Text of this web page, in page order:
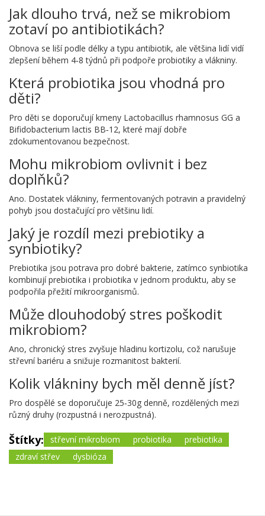
Jak dlouho trvá, než se mikrobiom
zotaví po antibiotikách?
Obnova se liší podle délky a typu antibiotik, ale většina lidí vidí
zlepšení během 4‑8 týdnů při podpoře probiotiky a vlákniny.
Která probiotika jsou vhodná pro
děti?
Pro děti se doporučují kmeny Lactobacillus rhamnosus GG a
Bifidobacterium lactis BB‑12, které mají dobře
zdokumentovanou bezpečnost.
Mohu mikrobiom ovlivnit i bez
doplňků?
Ano. Dostatek vlákniny, fermentovaných potravin a pravidelný
pohyb jsou dostačující pro většinu lidí.
Jaký je rozdíl mezi prebiotiky a
synbiotiky?
Prebiotika jsou potrava pro dobré bakterie, zatímco synbiotika
kombinují prebiotika i probiotika v jednom produktu, aby se
podpořila přežití mikroorganismů.
Může dlouhodobý stres poškodit
mikrobiom?
Ano, chronický stres zvyšuje hladinu kortizolu, což narušuje
střevní bariéru a snižuje rozmanitost bakterií.
Kolik vlákniny bych měl denně jíst?
Pro dospělé se doporučuje 25‑30g denně, rozdělených mezi
různý druhy (rozpustná i nerozpustná).
Štítky: střevní mikrobiom probiotika
prebiotika
zdraví střev
dysbióza